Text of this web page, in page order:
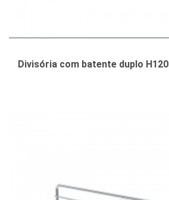
Divisória com batente duplo H120